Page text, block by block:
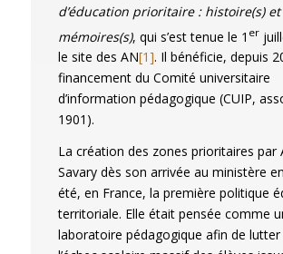
d’éducation prioritaire : histoire(s) et
mémoires(s), qui s’est tenue le 1 er
le site des AN[1]. Il bénéficie, depuis
financement du Comité universitaire
d’information pédagogique (CUIP,
1901).
La création des zones prioritaires par
Savary dès son arrivée au ministère
été, en France, la première politique
territoriale. Elle était pensée comme
laboratoire pédagogique afin de